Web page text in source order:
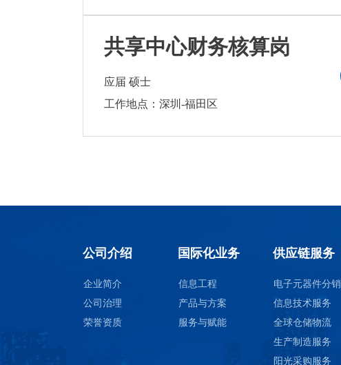
共享中心财务核算岗
应届 硕士
工作地点：深圳-福田区
公司介绍
企业简介
公司治理
荣誉资质
国际化业务
信息工程
产品与方案
服务与赋能
供应链服务
电子元器件分销
信息技术服务
全球仓储物流
生产制造服务
阳光采购服务